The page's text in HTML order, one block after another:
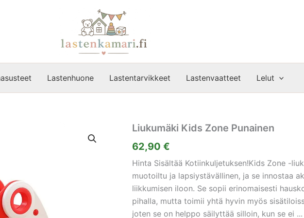
Lastenhuone Lastentarvikkeet Lastenvaatteet Lelut
Liukumäki Kids Zone Punainen
62,90 €
Hinta Sisältää Kotiinkuljetuksen!Kids Zone -
muotoiltu ja lapsiystävällinen, ja se innostaa
liikkumisen iloon. Se sopii erinomaisesti
pihalla, mutta toimii yhtä hyvin myös
joten se on helppo säilyttää silloin, kun se ei ...